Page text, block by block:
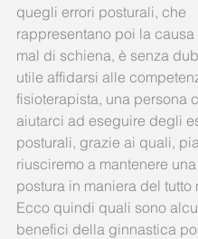
quegli errori posturali, che
rappresentano poi la
mal di schiena, è senza
utile affidarsi alle
fisioterapista, una persona
aiutarci ad eseguire degli
posturali, grazie ai quali,
riusciremo a mantenere
postura in maniera del tutto
Ecco quindi quali sono
benefici della ginnastica